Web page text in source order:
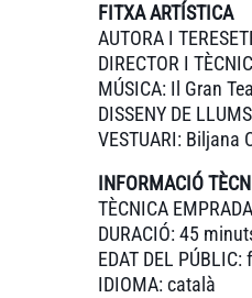
FITXA ARTÍSTICA
AUTORA I
DIRECTOR I
MÚSICA: Il Gran
DISSENY DE
VESTUARI: Biljana
INFORMACIÓ
TÈCNICA
DURACIÓ: 45
EDAT DEL
IDIOMA: català